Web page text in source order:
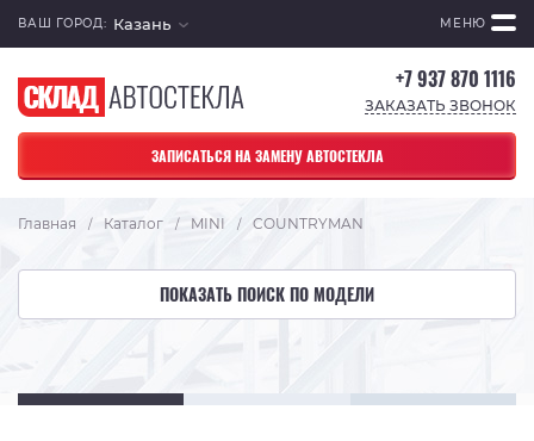
ВАШ ГОРОД: Казань МЕНЮ
+7 937 870 1116
ЗАКАЗАТЬ ЗВОНОК
ЗАПИСАТЬСЯ НА ЗАМЕНУ АВТОСТЕКЛА
Главная / Каталог / MINI / COUNTRYMAN
ПОКАЗАТЬ ПОИСК ПО МОДЕЛИ